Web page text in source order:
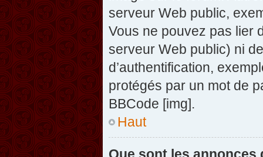
serveur Web public,
Vous ne pouvez pas lier
serveur Web public) ni
d’authentification,
protégés par un mot de
BBCode [img].
Haut
Que sont les annonces